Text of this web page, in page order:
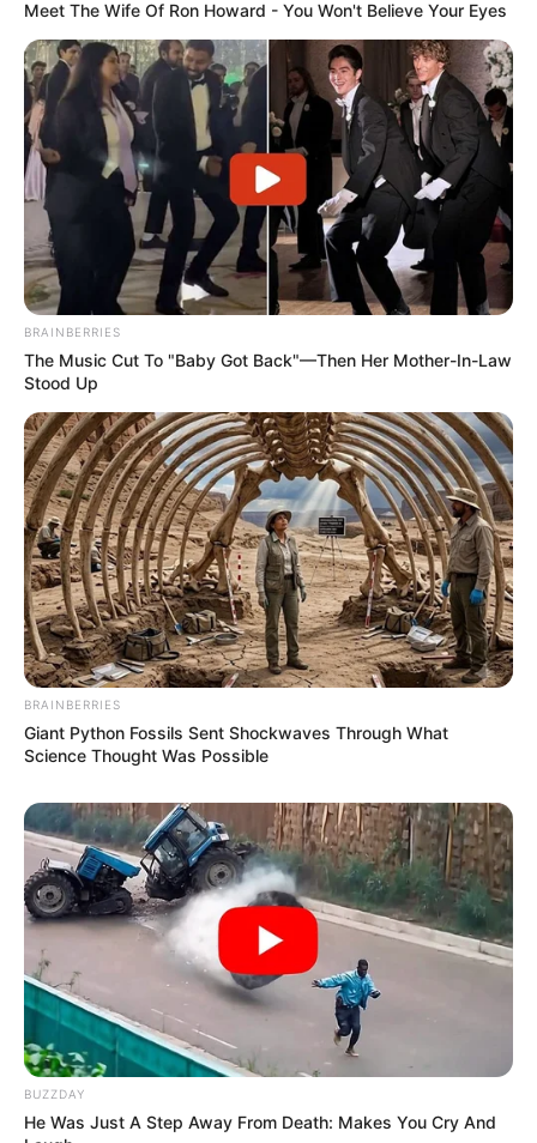
Meet The Wife Of Ron Howard - You Won't Believe Your Eyes
BRAINBERRIES
The Music Cut To "Baby Got Back"—Then Her Mother-In-Law
Stood Up
BRAINBERRIES
Giant Python Fossils Sent Shockwaves Through What
Science Thought Was Possible
BUZZDAY
He Was Just A Step Away From Death: Makes You Cry And